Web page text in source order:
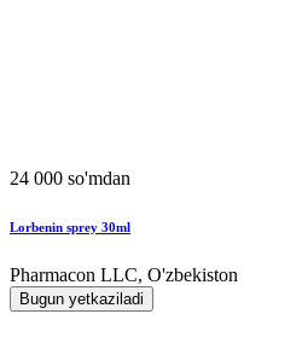
24 000 so'mdan
Lorbenin sprey 30ml
Pharmacon LLC, O'zbekiston
Bugun yetkaziladi